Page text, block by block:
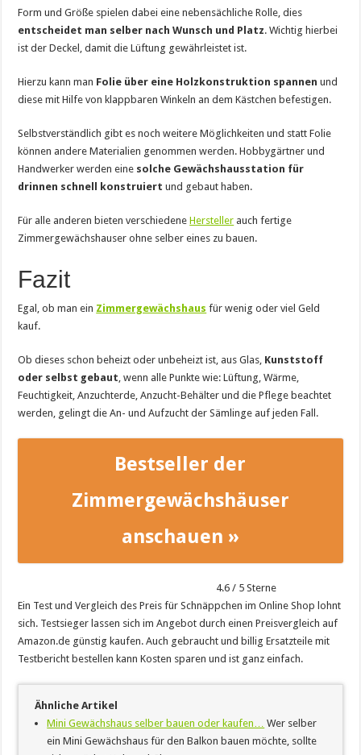
Form und Größe spielen dabei eine nebensächliche Rolle, dies
entscheidet man selber nach Wunsch und Platz. Wichtig hierbei
ist der Deckel, damit die Lüftung gewährleistet ist.
Hierzu kann man Folie über eine Holzkonstruktion spannen und
diese mit Hilfe von klappbaren Winkeln an dem Kästchen befestigen.
Selbstverständlich gibt es noch weitere Möglichkeiten und statt Folie
können andere Materialien genommen werden. Hobbygärtner und
Handwerker werden eine solche Gewächshausstation für
drinnen schnell konstruiert und gebaut haben.
Für alle anderen bieten verschiedeneHersteller auch fertige
Zimmergewächshauser ohne selber eines zu bauen.
Fazit
Egal, ob man ein Zimmergewächshaus für wenig oder viel Geld
kauf.
Ob dieses schon beheizt oder unbeheizt ist, aus Glas, Kunststoff
oder selbst gebaut , wenn alle Punkte wie: Lüftung, Wärme,
Feuchtigkeit, Anzuchterde, Anzucht-Behälter und die Pflege beachtet
werden, gelingt die An- und Aufzucht der Sämlinge auf jeden Fall.
Bestseller der
Zimmergewächshäuser
anschauen »
4.6/ 5Sterne
Ein Test und Vergleich des Preis für Schnäppchen im Online Shop lohnt
sich. Testsieger lassen sich im Angebot durch einen Preisvergleich auf
Amazon.de günstig kaufen. Auch gebraucht und billig Ersatzteile mit
Testbericht bestellen kann Kosten sparen und ist ganz einfach.
Ähnliche Artikel
Mini Gewächshaus selber bauen oder kaufen…
Wer selber
ein Mini Gewächshaus für den Balkon bauen möchte, sollte